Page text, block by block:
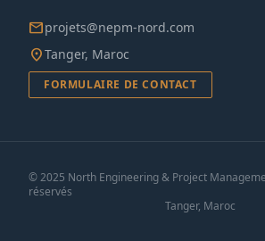
mailprojets@nepm-nord.com
location_onTanger, Maroc
FORMULAIRE DE CONTACT
© 2025 North Engineering & Project
réservés
Tanger, Maroc